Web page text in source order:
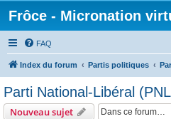
Frôce - Micronation
FAQ
Index du forum Partis politiques
Parti National-Libéral
Nouveau sujet